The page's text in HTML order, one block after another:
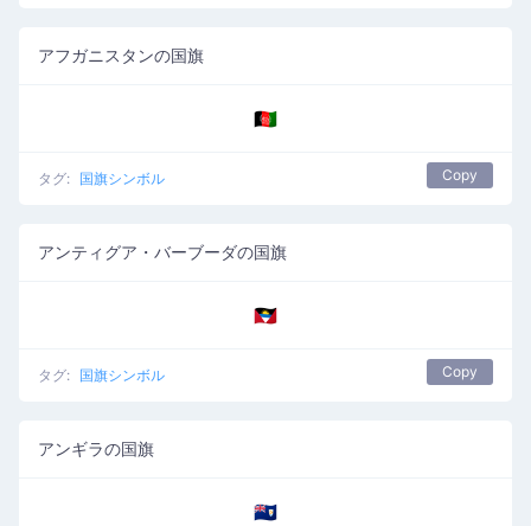
アフガニスタンの国旗
🇦🇫
タグ: 国旗シンボル Copy
アンティグア・バーブーダの国旗
🇦🇬
タグ: 国旗シンボル Copy
アンギラの国旗
🇦🇮